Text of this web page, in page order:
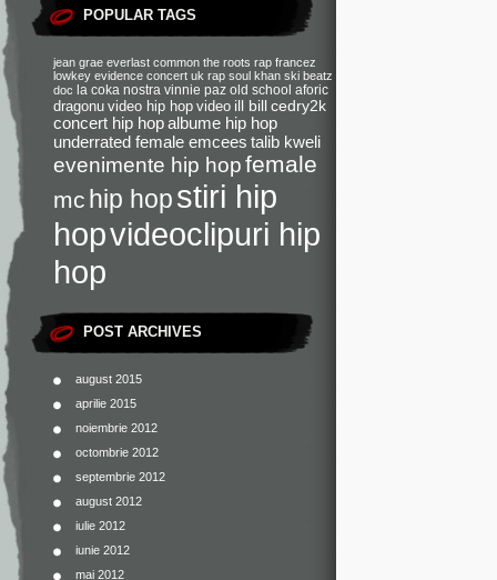
POPULAR TAGS
jean grae everlast common the roots rap francez
lowkey evidence concert uk rap soul khan ski beatz
doc la coka nostra vinnie paz old school aforic
dragonu video hip hop video ill bill cedry2k
concert hip hopalbume hip hop
underrated female emcees talib kweli
evenimente hip hopfemale
mc hip hopstiri hip
hopvideoclipuri hip
hop
POST ARCHIVES
august 2015
aprilie 2015
noiembrie 2012
octombrie 2012
septembrie 2012
august 2012
iulie 2012
iunie 2012
mai 2012